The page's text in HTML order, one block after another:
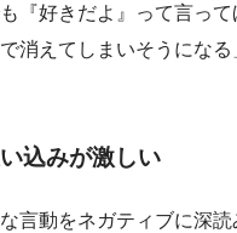
『好きだよ』って言って
消えてしまいそうになる
込みが激しい
言動をネガティブに深